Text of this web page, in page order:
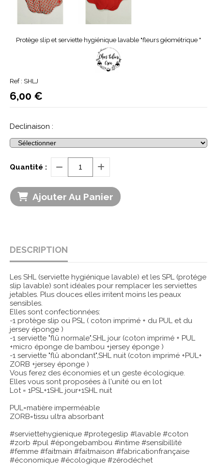
Protège slip et serviette hygiénique lavable "fleurs géométrique "
Ref : SHLJ
Declinaison :
6,00 €
Quantité :
Ajouter Au Panier
DESCRIPTION
Les SHL (serviette hygiénique lavable) et les SPL (protége
slip lavable) sont idéales pour remplacer les serviettes
jetables. Plus douces elles irritent moins les peaux
sensibles.
Elles sont confectionnées:
-1 protège slip ou PSL ( coton imprimé + du PUL et du
jersey éponge )
-1 serviette "flû normale",SHL jour (coton imprimé + PUL
+micro éponge de bambou +jersey éponge )
-1 serviette "flû abondant",SHL nuit (coton imprimé +PUL+
ZORB +jersey éponge )
Vous ferez des économies et un geste écologique.
Elles vous sont proposées à l'unité ou en lot
Lot = 1PSL+1SHL jour+1SHL nuit
PUL=matière imperméable
ZORB=tissu ultra absorbant
#serviettehygienique #protegeslip #lavable #coton
#zorb #pul #épongebambou #intime #sensibillité
#femme #faitmain #faitmaison #fabricationfrançaise
#économique #écologique #zérodéchet